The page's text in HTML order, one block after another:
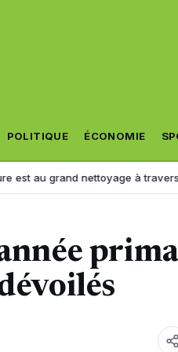
POLITIQUE ÉCONOMIE
nettoyage à travers le pays